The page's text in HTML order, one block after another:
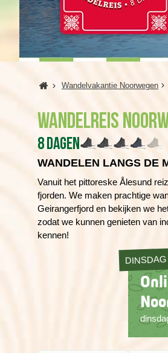
Home Wandelvakantie Noorwegen
Wandelreis
8 dagen
WANDELEN LANGS DE
Vanuit het pittoreske Ålesund
fjorden. We maken prachtige
Geirangerfjord en bekijken we
zodat we kunnen genieten van
kennen!